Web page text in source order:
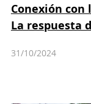
Conexión con
La respuesta
31/10/2024